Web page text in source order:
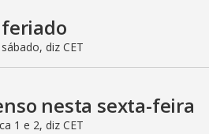
diz CET
nesta sexta-feira
1 e 2, diz CET